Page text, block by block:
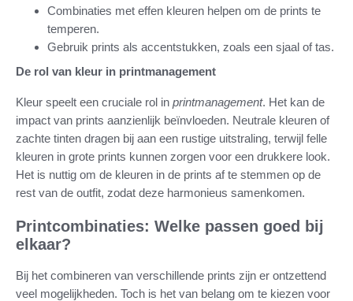
Combinaties met effen kleuren helpen om de prints te
temperen.
Gebruik prints als accentstukken, zoals een sjaal of tas.
De rol van kleur in printmanagement
Kleur speelt een cruciale rol in printmanagement. Het kan de
impact van prints aanzienlijk beïnvloeden. Neutrale kleuren of
zachte tinten dragen bij aan een rustige uitstraling, terwijl felle
kleuren in grote prints kunnen zorgen voor een drukkere look.
Het is nuttig om de kleuren in de prints af te stemmen op de
rest van de outfit, zodat deze harmonieus samenkomen.
Printcombinaties: Welke passen goed bij
elkaar?
Bij het combineren van verschillende prints zijn er ontzettend
veel mogelijkheden. Toch is het van belang om te kiezen voor